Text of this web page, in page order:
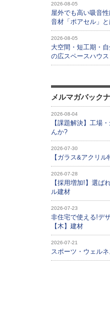
2026-08-05
屋外でも高い吸音
音材「ポアセル」
2026-08-05
大空間・短工期・
の広スペースハウス
メルマガバック
2026-08-04
【課題解決】工場
んか?
2026-07-30
【ガラス&アクリ
2026-07-28
【採用増加!】選ば
ル建材
2026-07-23
非住宅で使える!デ
【木】建材
2026-07-21
スポーツ・ウェル